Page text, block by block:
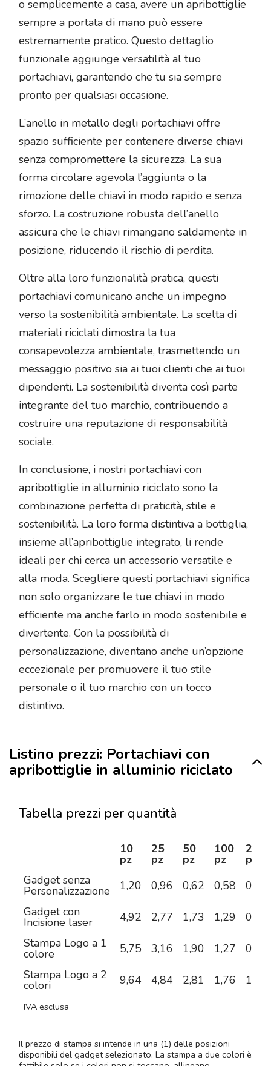
o semplicemente a casa, avere un apribottiglie
sempre a portata di mano può essere
estremamente pratico. Questo dettaglio
funzionale aggiunge versatilità al tuo
portachiavi, garantendo che tu sia sempre
pronto per qualsiasi occasione.
L’anello in metallo degli portachiavi offre
spazio sufficiente per contenere diverse chiavi
senza compromettere la sicurezza. La sua
forma circolare agevola l’aggiunta o la
rimozione delle chiavi in modo rapido e senza
sforzo. La costruzione robusta dell’anello
assicura che le chiavi rimangano saldamente in
posizione, riducendo il rischio di perdita.
Oltre alla loro funzionalità pratica, questi
portachiavi comunicano anche un impegno
verso la sostenibilità ambientale. La scelta di
materiali riciclati dimostra la tua
consapevolezza ambientale, trasmettendo un
messaggio positivo sia ai tuoi clienti che ai tuoi
dipendenti. La sostenibilità diventa così parte
integrante del tuo marchio, contribuendo a
costruire una reputazione di responsabilità
sociale.
In conclusione, i nostri portachiavi con
apribottiglie in alluminio riciclato sono la
combinazione perfetta di praticità, stile e
sostenibilità. La loro forma distintiva a bottiglia,
insieme all’apribottiglie integrato, li rende
ideali per chi cerca un accessorio versatile e
alla moda. Scegliere questi portachiavi significa
non solo organizzare le tue chiavi in modo
efficiente ma anche farlo in modo sostenibile e
divertente. Con la possibilità di
personalizzazione, diventano anche un’opzione
eccezionale per promuovere il tuo stile
personale o il tuo marchio con un tocco
distintivo.
Listino prezzi: Portachiavi con
apribottiglie in alluminio riciclato
Tabella prezzi per quantità
10
pz
25
pz
50
pz
100
pz
250
pz
Gadget senza
Personalizzazione 1,20 0,96 0,62 0,58
0,46
Gadget con
Incisione laser 4,92 2,77 1,73 1,29
0,93
Stampa Logo a 1
colore 5,75 3,16 1,90 1,27
0,84
Stampa Logo a 2
colori 9,64 4,84 2,81 1,76 1,10
IVA esclusa
Il prezzo di stampa si intende in una (1) delle posizioni
disponibili del gadget selezionato. La stampa a due colori è